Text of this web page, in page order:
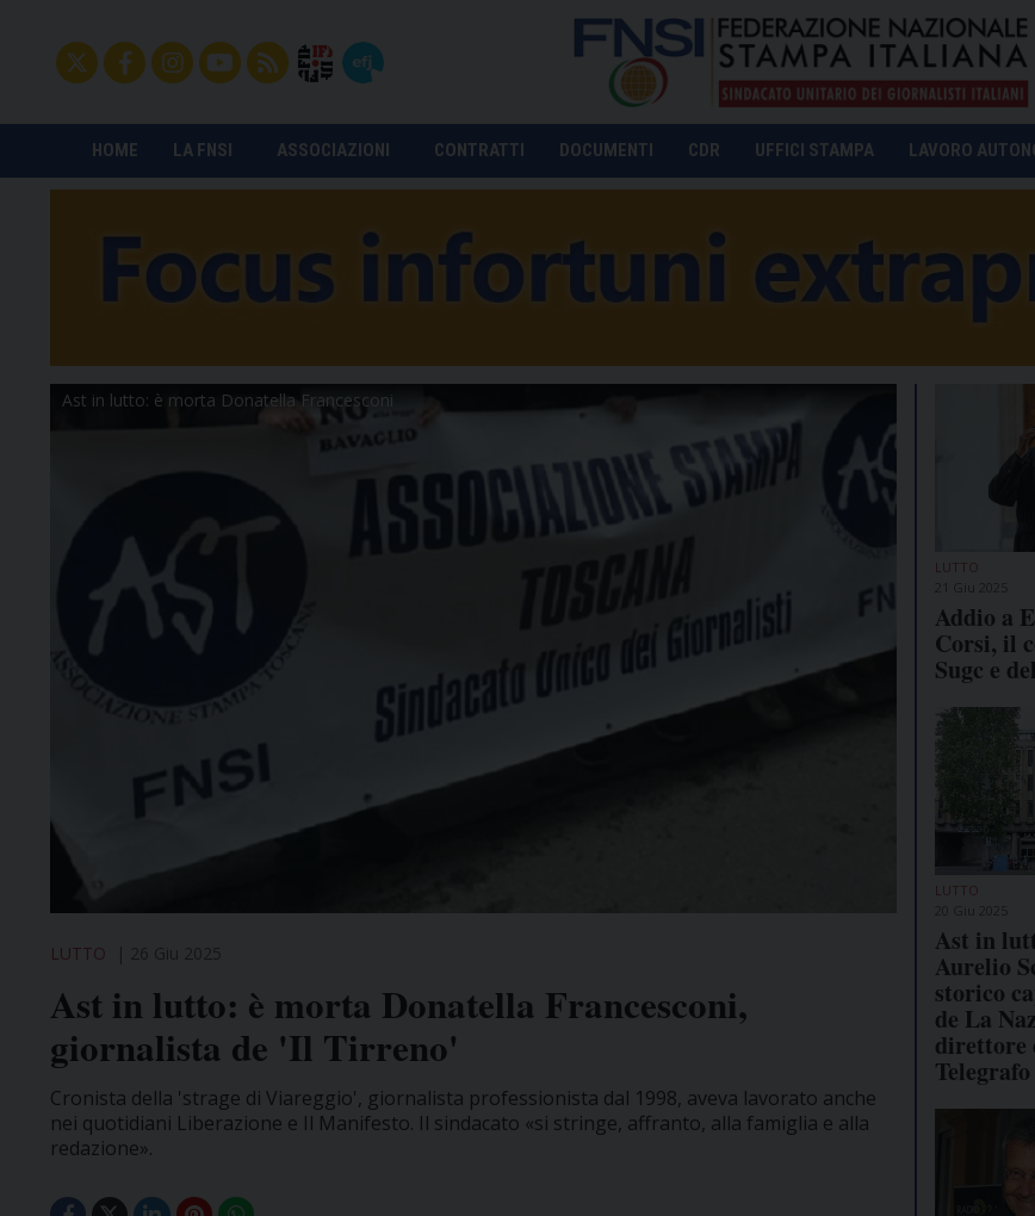
HOME LA FNSI ASSOCIAZIONI CONTRATTI DOCUMENTI CDR UFFICI STAMPA LAVORO
Ast in lutto: è morta Donatella Francesconi
LUTTO
Ast in lutto: è morta Donatella Francesconi,
giornalista de 'Il Tirreno'
Cronista della 'strage di Viareggio', giornalista professionista dal 1998, aveva lavorato anche
nei quotidiani Liberazione e Il Manifesto. Il sindacato «si stringe, affranto, alla famiglia e alla
redazione».
LUTTO
Addio a
Corsi, il
Sugc e
LUTTO
Ast in
Aurelio
storico
de La
direttore
Telegrafo